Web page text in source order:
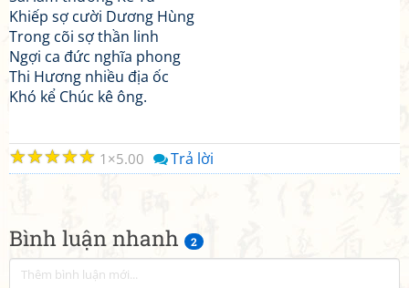
Bình luận nhanh 2
Khiếp sợ cười Dương Hùng
Trong cõi sợ thần linh
Ngợi ca đức nghĩa phong
Thi Hương nhiều địa ốc
Khó kể Chúc kê ông.
☆
☆
☆
☆
☆ 1 5.00 Trả lời